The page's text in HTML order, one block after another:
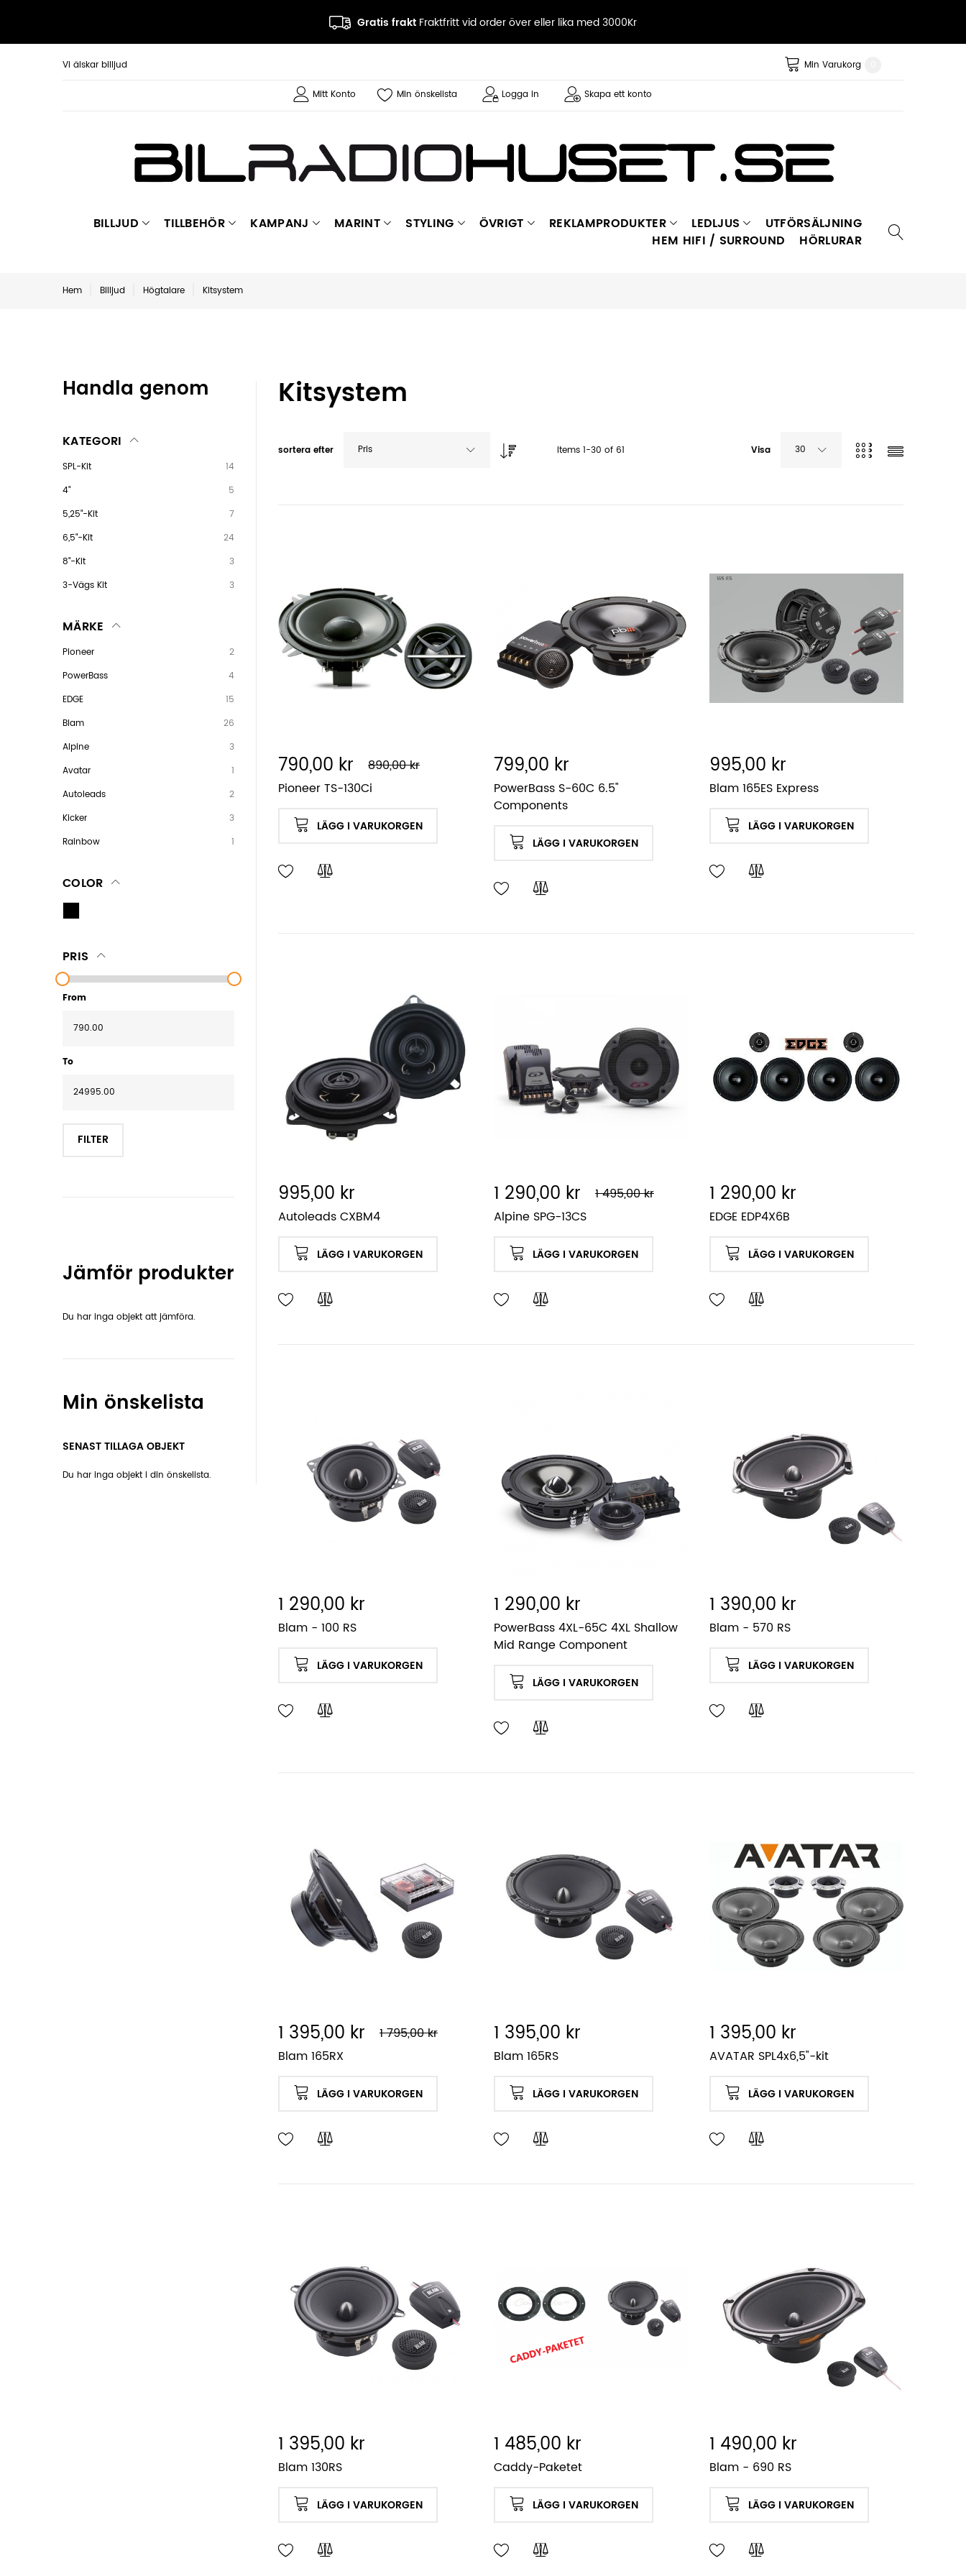
Gratis frakt Fraktfritt vid order över eller lika med 3000Kr
Vi älskar billjud Min Varukorg
Mitt Konto Min önskelista Logga in Skapa ett konto
BILLJUD TILLBEHÖR KAMPANJ MARINT STYLING ÖVRIGT REKLAMPRODUKTER LEDLJUS
UTFÖRSÄLJNING
HEM HIFI / SURROUND
HÖRLURAR
Hem Billjud Högtalare Kitsystem
Kitsystem
sortera efter Pris Items 1-30 of 61 Visa 30
790,00 kr
890,00 kr
Pioneer TS-130Ci
LÄGG I VARUKORGEN
799,00 kr
PowerBass S-60C 6.5"
Components
LÄGG I VARUKORGEN
995,00 kr
Blam 165ES Express
LÄGG I VARUKORGEN
995,00 kr
Autoleads CXBM4
LÄGG I VARUKORGEN
1 290,00 kr
1 495,00 kr
Alpine SPG-13CS
LÄGG I VARUKORGEN
1 290,00 kr
EDGE EDP4X6B
LÄGG I VARUKORGEN
1 290,00 kr
Blam - 100 RS
LÄGG I VARUKORGEN
1 290,00 kr
PowerBass 4XL-65C 4XL Shallow
Mid Range Component
LÄGG I VARUKORGEN
1 390,00 kr
Blam - 570 RS
LÄGG I VARUKORGEN
1 395,00 kr
1 795,00 kr
Blam 165RX
LÄGG I VARUKORGEN
1 395,00 kr
Blam 165RS
LÄGG I VARUKORGEN
1 395,00 kr
AVATAR SPL4x6,5"-kit
LÄGG I VARUKORGEN
1 395,00 kr
Blam 130RS
LÄGG I VARUKORGEN
1 485,00 kr
Caddy-Paketet
LÄGG I VARUKORGEN
1 490,00 kr
Blam - 690 RS
LÄGG I VARUKORGEN
Handla genom
KATEGORI
SPL-Kit
14
4"
5
5,25"-Kit
7
6,5"-Kit
24
8"-Kit
3
3-Vägs Kit
3
MÄRKE
Pioneer
2
PowerBass
4
EDGE
15
Blam
26
Alpine
3
Avatar
1
Autoleads
2
Kicker
3
Rainbow
1
COLOR
PRIS
From
To
FILTER
Jämför produkter
Du har inga objekt att jämföra.
Min önskelista
SENAST TILLAGA OBJEKT
Du har inga objekt i din önskelista.